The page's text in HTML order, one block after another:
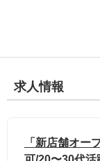
求人情報
「新店舗オー